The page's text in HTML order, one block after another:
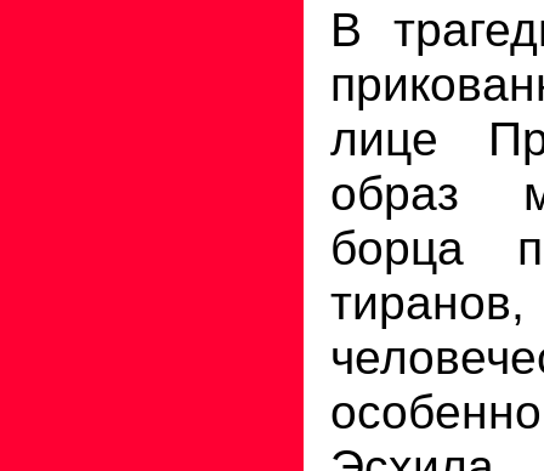
В
лице
образ
борца